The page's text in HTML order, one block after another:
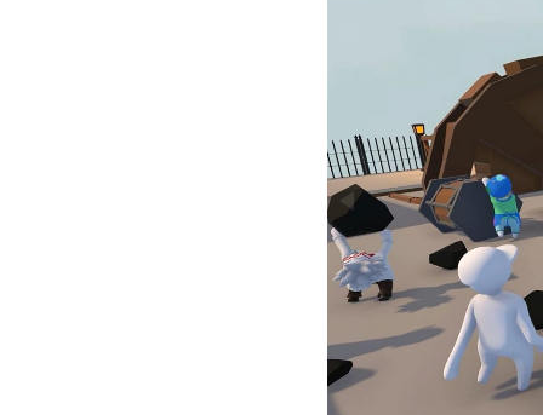
¿Necesitas ayuda
multijugador en línea de
Una comunidad dinámica
Los streamers y
vídeos han sido
Un lienzo en blanco
Personaliza a tu
astronauta y ninja. ¡Elige
EXCELENTE CONTENIDO